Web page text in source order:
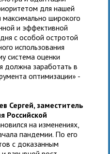
для нашей
максимально широкого
и эффективной
с особой остротой
использования
система оценки
должна заработать в
оптимизации» -
Сергей, заместитель
Российской
на изменениях,
пандемии. По его
с доказанным